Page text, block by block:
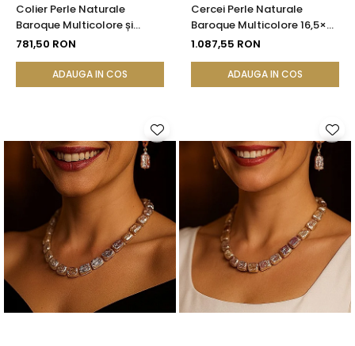
Colier Perle Naturale
Baroque Multicolore și
Închizătoare Argint 925 |
781,50 RON
ADAUGA IN COS
Cercei Perle Naturale
Baroque Multicolore 16,5×25
mm, Aur 14K (aur 585),
1.087,55 RON
ADAUGA IN COS